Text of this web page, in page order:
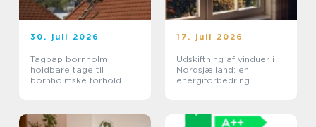
30. juli 2026
Tagpap bornholm
holdbare tage til
bornholmske forhold
17. juli 2026
Udskiftning af vinduer i
Nordsjælland: en
energiforbedring